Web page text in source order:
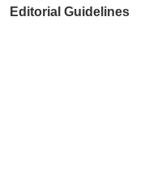
Editorial Guidelines